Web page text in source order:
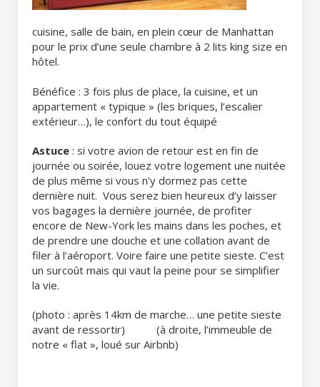
cuisine, salle de bain, en plein cœur de Manhattan
pour le prix d’une seule chambre à 2 lits king size en
hôtel.
Bénéfice : 3 fois plus de place, la cuisine, et un
appartement « typique » (les briques, l’escalier
extérieur…), le confort du tout équipé
Astuce : si votre avion de retour est en fin de
journée ou soirée, louez votre logement une nuitée
de plus même si vous n’y dormez pas cette
dernière nuit. Vous serez bien heureux d’y laisser
vos bagages la dernière journée, de profiter
encore de New-York les mains dans les poches, et
de prendre une douche et une collation avant de
filer à l’aéroport. Voire faire une petite sieste. C’est
un surcoût mais qui vaut la peine pour se simplifier
la vie.
(photo : après 14km de marche… une petite sieste
avant de ressortir) (à droite, l’immeuble de
notre « flat », loué sur Airbnb)